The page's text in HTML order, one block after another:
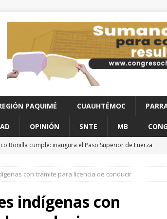
PAQUIMÉ CUAUHTÉMOC
OPINIÓN SNTE MB
Bonilla cumple: inaugura el Paso Superior de Fuerza
y Calvo opera con 21 policías municipales;
60 elementos más
a hombre sin vida en estacionamiento de paquetería;
con trámite para licencia de conducir
indígenas con